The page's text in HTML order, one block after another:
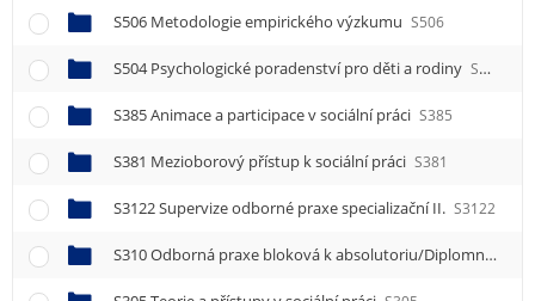
S506 Metodologie empirického výzkumu S506
S504 Psychologické poradenství pro děti a rodiny S504
S385 Animace a participace v sociální práci S385
S381 Mezioborový přístup k sociální práci S381
S3122 Supervize odborné praxe specializační II. S3122
S310 Odborná praxe bloková k absolutoriu/Diplomní praxe